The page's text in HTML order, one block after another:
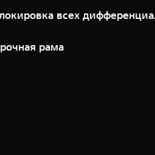
всех
рама